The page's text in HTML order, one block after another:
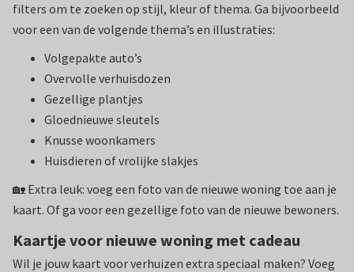
filters om te zoeken op stijl, kleur of thema. Ga bijvoorbeeld
voor een van de volgende thema’s en illustraties:
Volgepakte auto’s
Overvolle verhuisdozen
Gezellige plantjes
Gloednieuwe sleutels
Knusse woonkamers
Huisdieren of vrolijke slakjes
🏡 Extra leuk: voeg een foto van de nieuwe woning toe aan je
kaart. Of ga voor een gezellige foto van de nieuwe bewoners.
Kaartje voor nieuwe woning met cadeau
Wil je jouw kaart voor verhuizen extra speciaal maken? Voeg